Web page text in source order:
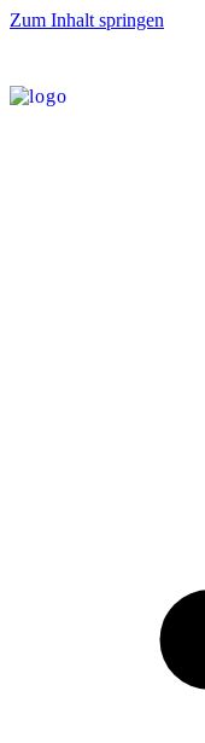
Zum Inhalt springen